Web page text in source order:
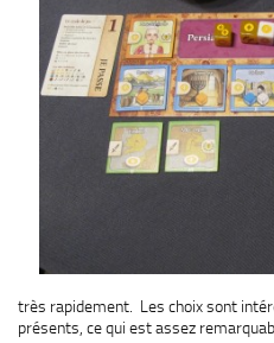
très rapidement. Les choix sont
présents, ce qui est assez